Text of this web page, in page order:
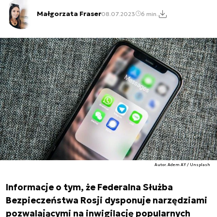
Małgorzata Fraser08.07.2023 6 min.
Autor. Adem AY / Unsplash
Informacje o tym, że Federalna Służba
Bezpieczeństwa Rosji dysponuje narzędziami
pozwalającymi na inwigilację popularnych